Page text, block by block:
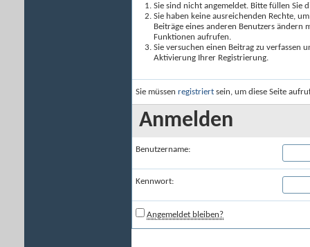
Sie sind nicht angemeldet. Bitte füllen Sie
Sie haben keine ausreichenden Rechte,
Beiträge eines anderen Benutzers
Funktionen aufrufen.
Sie versuchen einen Beitrag zu verfassen
Aktivierung Ihrer Registrierung.
Sie müssen registriert sein, um diese Seite
Anmelden
Benutzername:
Kennwort:
Angemeldet bleiben?